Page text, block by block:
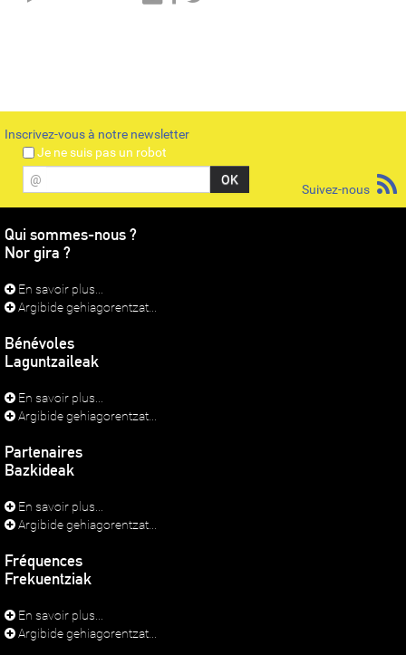
Inscrivez-vous à notre newsletter
Je ne suis pas un robot
@
Suivez-nous
Qui sommes-nous ?
Nor gira ?
En savoir plus...
Argibide gehiagorentzat...
Bénévoles
Laguntzaileak
En savoir plus...
Argibide gehiagorentzat...
Partenaires
Bazkideak
En savoir plus...
Argibide gehiagorentzat...
Fréquences
Frekuentziak
En savoir plus...
Argibide gehiagorentzat...